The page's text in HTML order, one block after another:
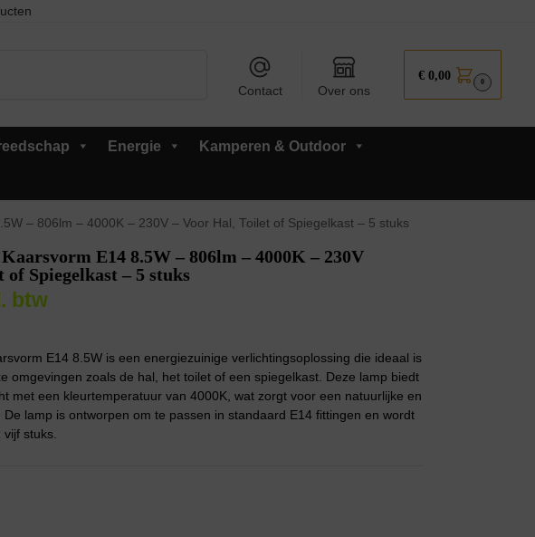
Contact Over ons
€ 0,00 0
Energie Kamperen & Outdoor
– 806lm – 4000K – 230V – Voor Hal, Toilet of Spiegelkast – 5 stuks
E14 8.5W – 806lm – 4000K – 230V
Spiegelkast – 5 stuks
btw
E14 8.5W is een energiezuinige verlichtingsoplossing die ideaal is
omgevingen zoals de hal, het toilet of een spiegelkast. Deze lamp biedt
met een kleurtemperatuur van 4000K, wat zorgt voor een natuurlijke en
lamp is ontworpen om te passen in standaard E14 fittingen en wordt
stuks.